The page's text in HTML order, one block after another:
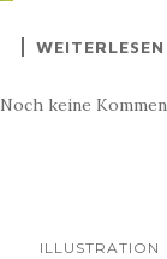
WEITERLESEN
Noch keine
ILLUSTRATION